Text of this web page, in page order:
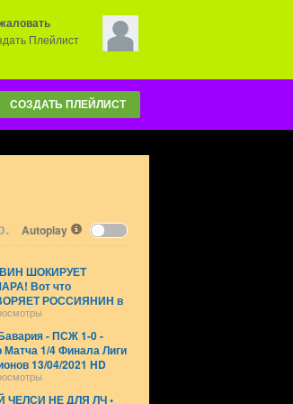
Плейлист
СОЗДАТЬ ПЛЕЙЛИСТ
Autoplay
ШОКИРУЕТ
Вот что
РОССИЯНИН в
в ЛИГЕ 1! Голевой
Дижон
- ПСЖ 1-0 -
Матча 1/4 Финала Лиги
13/04/2021 HD
ЧЕЛСИ НЕ ДЛЯ ЛЧ •